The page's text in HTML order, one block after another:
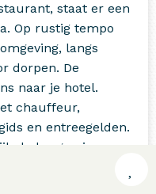
staat er een
Op rustig tempo
langs
dorpen. De
naar je hotel.
chauffeur,
en entreegelden.
de bergen in,
is een lange rit
Je hobbelt over